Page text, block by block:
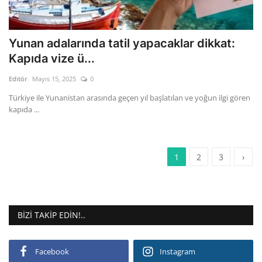
Yunan adalarında tatil yapacaklar dikkat:
Kapıda vize ü...
Editör Mayıs 15, 2025 0
Türkiye ile Yunanistan arasında geçen yıl başlatılan ve yoğun ilgi gören
kapıda ...
1 2 3 ›
BIZI TAKIP EDIN!..
Facebook Instagram